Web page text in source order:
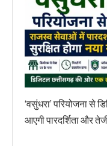
‘वसुंधरा’ परियोजना से
आएगी पारदर्शिता और